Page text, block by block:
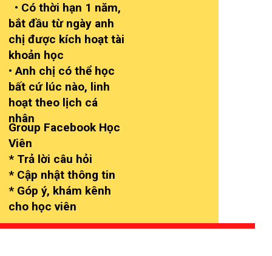
• Có thời hạn 1 năm,
bắt đầu từ ngày anh
chị được kích hoạt tài
khoản học
• Anh chị có thể học
bất cứ lúc nào, linh
hoạt theo lịch cá
nhân
Group Facebook Học
Viên
* Trả lời câu hỏi
* Cập nhật thông tin
* Góp ý, khám kênh
cho học viên